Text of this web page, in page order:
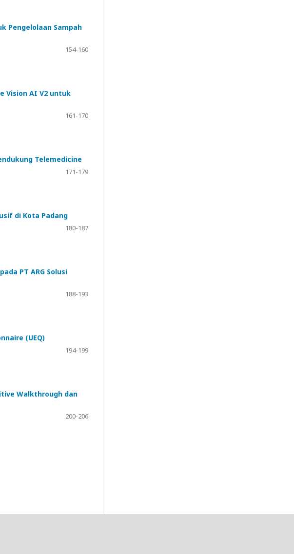
Pengelolaan Sampah
154-160
Vision AI V2 untuk
161-170
Telemedicine
171-179
di Kota Padang
180-187
PT ARG Solusi
188-193
(UEQ)
194-199
Walkthrough dan
200-206